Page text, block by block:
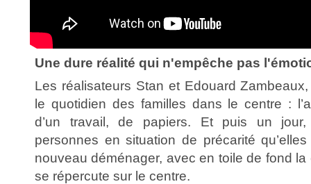
Une dure réalité qui n'empêche pas
Les réalisateurs Stan et Edouard
le quotidien des familles dans le centre :
d’un travail, de papiers. Et puis un
personnes en situation de précarité
nouveau déménager, avec en toile de fond
se répercute sur le centre.